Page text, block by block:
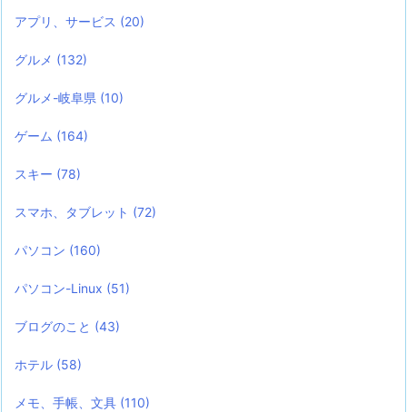
アプリ、サービス (20)
グルメ (132)
グルメ-岐阜県 (10)
ゲーム (164)
スキー (78)
スマホ、タブレット (72)
パソコン (160)
パソコン-Linux (51)
ブログのこと (43)
ホテル (58)
メモ、手帳、文具 (110)